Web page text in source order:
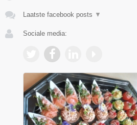
Laatste facebook posts ▼
Sociale media: